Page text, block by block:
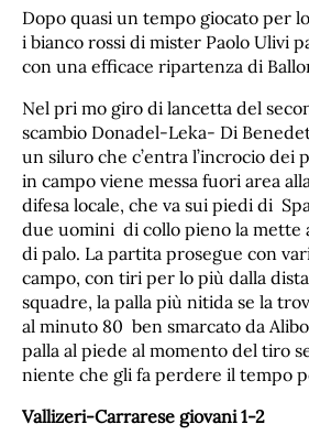
Dopo quasi un tempo giocato per
i bianco rossi di mister Paolo Ulivi
con una efficace ripartenza di
Nel pri mo giro di lancetta del
scambio Donadel-Leka- Di
un siluro che c’entra l’incrocio dei
in campo viene messa fuori area
difesa locale, che va sui piedi di
due uomini di collo pieno la mette
di palo. La partita prosegue con
campo, con tiri per lo più dalla
squadre, la palla più nitida se la
al minuto 80 ben smarcato da
palla al piede al momento del tiro
niente che gli fa perdere il tempo
Vallizeri-Carrarese giovani 1-2